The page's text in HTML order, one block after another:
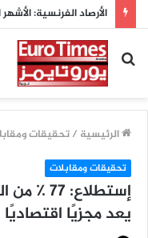
بحث
عن
الرئيسية /تحقيقات
تحقيقات ومقابلات
يعد مجزيًا